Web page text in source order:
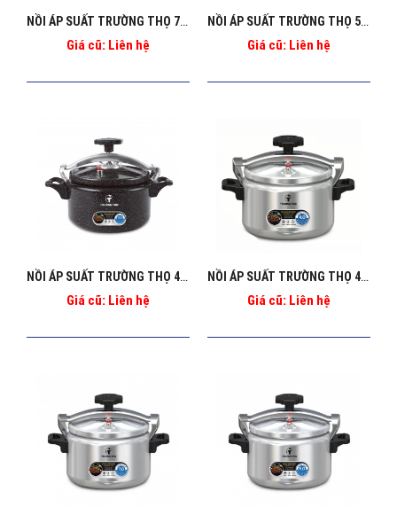
NỒI ÁP SUẤT TRƯỜNG THỌ 7L BA_129
Giá cũ: Liên hệ
NỒI ÁP SUẤT TRƯỜNG THỌ 5L BA_128
Giá cũ: Liên hệ
NỒI ÁP SUẤT TRƯỜNG THỌ 4L BA_127
Giá cũ: Liên hệ
NỒI ÁP SUẤT TRƯỜNG THỌ 4L BA_124
Giá cũ: Liên hệ